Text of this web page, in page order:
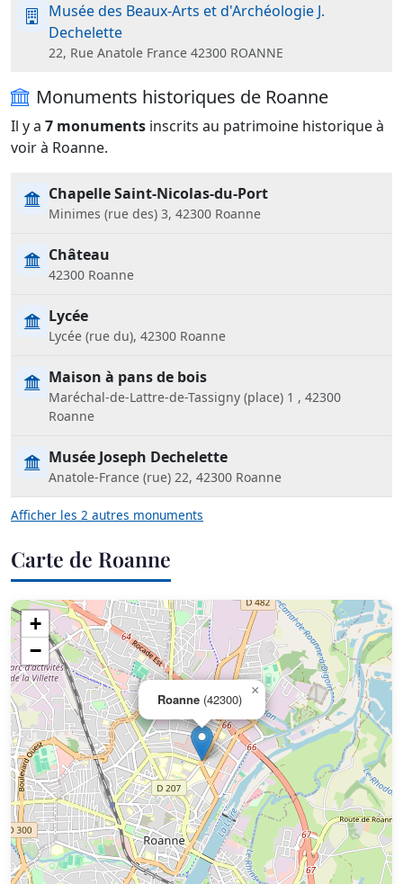
Musée des Beaux-Arts et d'Archéologie J.
Dechelette
22, Rue Anatole France 42300 ROANNE
Monuments historiques de Roanne
Il y a 7 monuments inscrits au patrimoine historique à
voir à Roanne.
Chapelle Saint-Nicolas-du-Port
Minimes (rue des) 3, 42300 Roanne
Château
42300 Roanne
Lycée
Lycée (rue du), 42300 Roanne
Maison à pans de bois
Maréchal-de-Lattre-de-Tassigny (place) 1 , 42300
Roanne
Musée Joseph Dechelette
Anatole-France (rue) 22, 42300 Roanne
Afficher les 2 autres monuments
Carte de Roanne
Roanne (42300)
×
+
−